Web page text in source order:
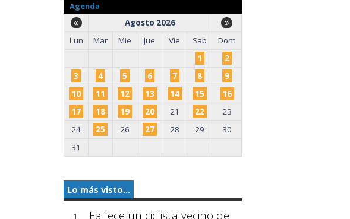
Agenda
Agosto 2026
Lun
Mar Mie Jue Vie Sab
Dom
1
2
3
4 5 6 7 8
9
10
11 12 13 14 15
16
17
18 19 20 21 22
23
24
25 26 27 28 29
30
31
Lo más visto...
Fallece un ciclista vecino de